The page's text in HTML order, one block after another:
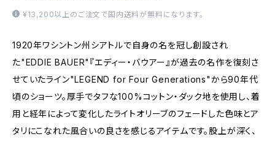
¥13,200以上のご注文で国内送料が無料になります。
1920年ワシントン州シアトルで自身の名を冠し創設され
た"EDDIE BAUER"『エディー・バウアー』が過去の名作を復刻さ
せていたライン"LEGEND for Four Generations"から90年代
頃のショーツ。厚手でタフな100%コットン・ダック地を使用し、着
用と経年によって変化したライトオリーブのフェードした色味とア
タリにこなれた風合いの良さを感じるアイテムです。股上が深く、